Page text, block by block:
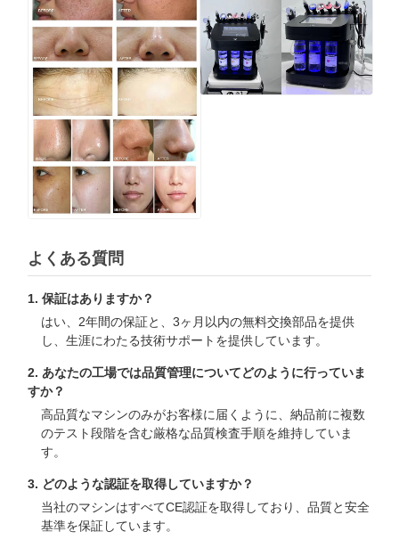
よくある質問
1. 保証はありますか？
はい、2年間の保証と、3ヶ月以内の無料交換部品を提供
し、生涯にわたる技術サポートを提供しています。
2. あなたの工場では品質管理についてどのように行っていま
すか？
高品質なマシンのみがお客様に届くように、納品前に複数
のテスト段階を含む厳格な品質検査手順を維持していま
す。
3. どのような認証を取得していますか？
当社のマシンはすべてCE認証を取得しており、品質と安全
基準を保証しています。